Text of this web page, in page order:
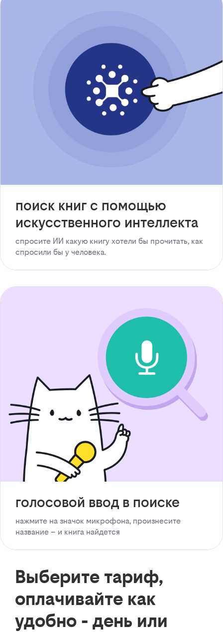
поиск книг с помощью
искусственного интеллекта
спросите ИИ какую книгу хотели бы прочитать, как
спросили бы у человека.
голосовой ввод в поиске
нажмите на значок микрофона, произнесите
название – и книга найдется
Выберите тариф,
оплачивайте как
удобно - день или